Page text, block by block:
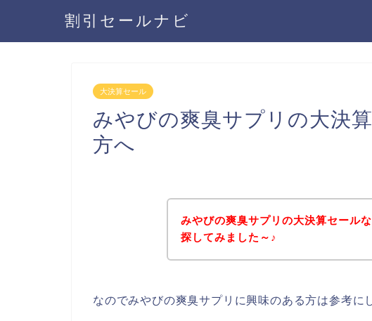
割引セールナビ
大決算セール
みやびの爽臭サプリの大決
方へ
みやびの爽臭サプリの大決算セール
探してみました～♪
なのでみやびの爽臭サプリに興味のある方は参考に